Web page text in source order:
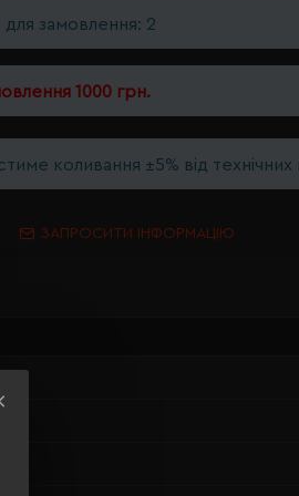
для замовлення: 2
1000 грн.
коливання ±5% від технічних
ЗАПРОСИТИ ІНФОРМАЦІЮ